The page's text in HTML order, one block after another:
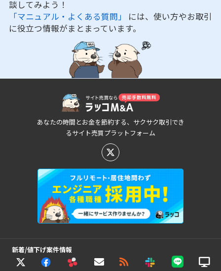
談してみよう！
「マニュアル・よくある質問」 には、使い方やお取引
に役立つ情報がまとまっています。
あなたの時間とお金を節約する、サクサク取引でき
るサイト売買プラットフォーム
新着/値下げ案件情報